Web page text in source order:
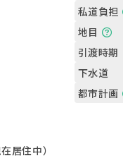
私道負担
地目
引渡時期
下水道
都市計画
居住中）